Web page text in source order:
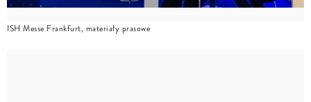
ISH Messe Frankfurt, materiały prasowe